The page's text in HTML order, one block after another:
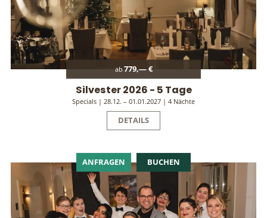
ab779,— €
Silvester 2026 - 5 Tage
Specials | 28.12. – 01.01.2027 | 4 Nächte
DETAILS
ANFRAGEN BUCHEN